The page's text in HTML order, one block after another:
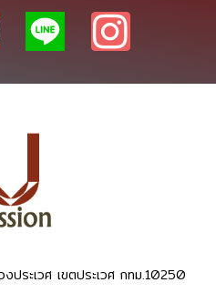
ระเวศ เขตประเวศ กทม.10250